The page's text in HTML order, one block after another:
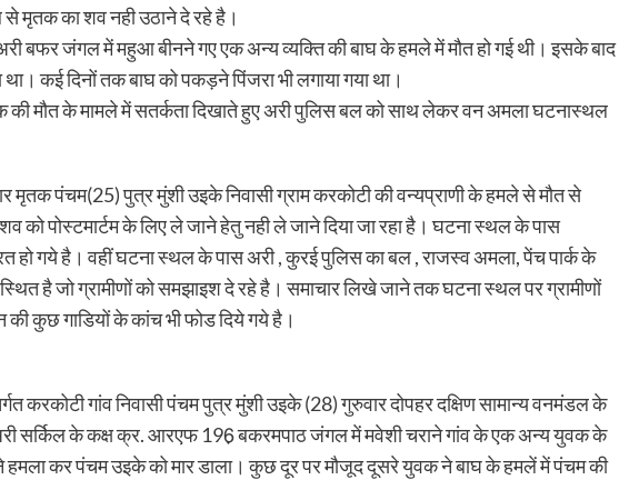
मृतक का शव नही उठाने दे रहे है।
बफर जंगल में महुआ बीनने गए एक अन्य व्यक्ति की बाघ के हमले में मौत हो गई थी। इसके बाद
कई दिनों तक बाघ को पकड़ने पिंजरा भी लगाया गया था।
मौत के मामले में सतर्कता दिखाते हुए अरी पुलिस बल को साथ लेकर वन अमला घटनास्थल
मृतक पंचम(25) पुत्र मुंशी उइके निवासी ग्राम करकोटी की वन्यप्राणी के हमले से मौत से
पोस्टमार्टम के लिए ले जाने हेतु नही ले जाने दिया जा रहा है। घटना स्थल के पास
हो गये है। वहीं घटना स्थल के पास अरी , कुरई पुलिस का बल , राजस्व अमला, पेंच पार्क के
है जो ग्रामीणों को समझाइश दे रहे है। समाचार लिखे जाने तक घटना स्थल पर ग्रामीणों
की कुछ गाडियों के कांच भी फोड दिये गये है।
करकोटी गांव निवासी पंचम पुत्र मुंशी उइके (28) गुरुवार दोपहर दक्षिण सामान्य वनमंडल के
सर्किल के कक्ष क्र. आरएफ 196़ बकरमपाठ जंगल में मवेशी चराने गांव के एक अन्य युवक के
हमला कर पंचम उइके को मार डाला। कुछ दूर पर मौजूद दूसरे युवक ने बाघ के हमलें में पंचम की